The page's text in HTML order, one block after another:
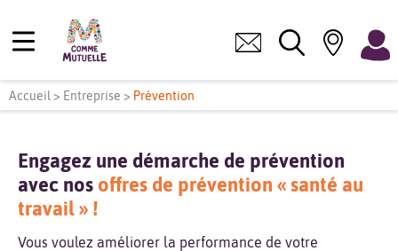
Accueil > Entreprise > Prévention
Engagez une démarche de prévention
avec nos offres de prévention « santé au
travail » !
Vous voulez améliorer la performance de votre